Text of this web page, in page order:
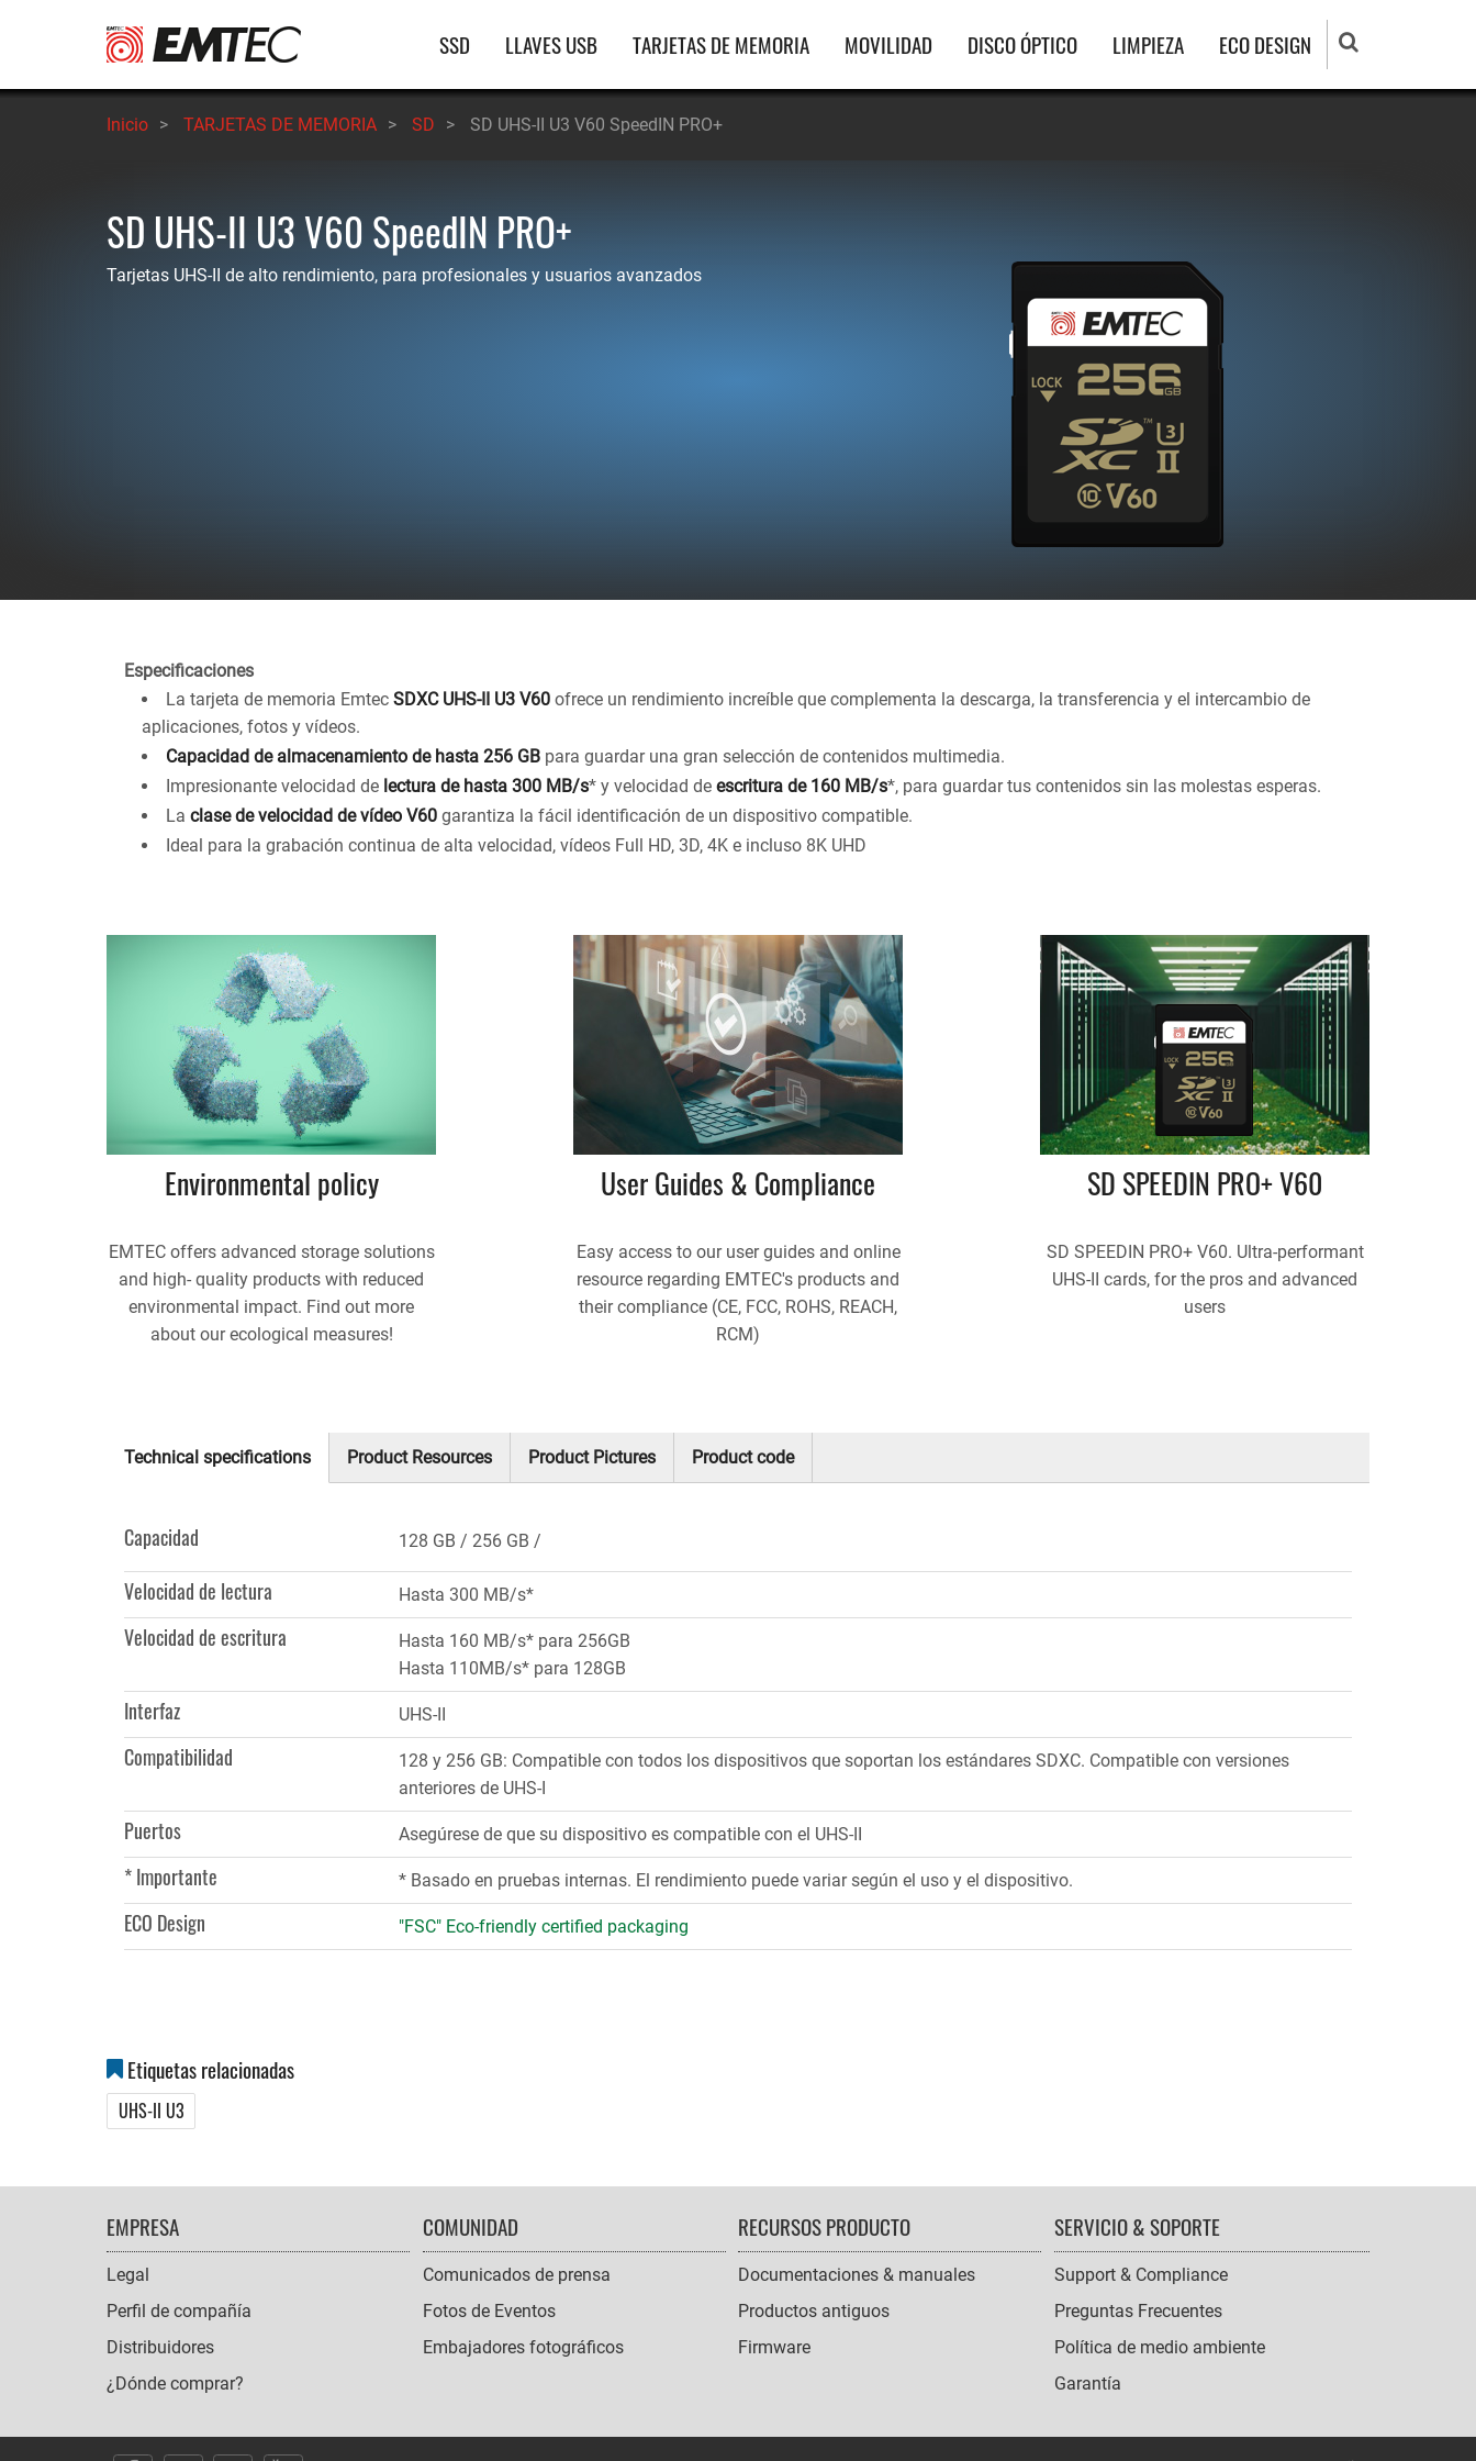
principal
Navegación
principal
SSD LLAVES USB TARJETAS DE MEMORIA MOVILIDAD DISCO ÓPTICO LIMPIEZA ECO DESIGN
Inicio > TARJETAS DE MEMORIA > SD > SD UHS-II U3 V60 SpeedIN PRO+
SD UHS-II U3 V60 SpeedIN PRO+
Tarjetas UHS-II de alto rendimiento, para profesionales y usuarios avanzados
Especificaciones
La tarjeta de memoria Emtec SDXC UHS-II U3 V60 ofrece un rendimiento increíble que complementa la descarga, la transferencia y el intercambio de
aplicaciones, fotos y vídeos.
Capacidad de almacenamiento de hasta 256 GB para guardar una gran selección de contenidos multimedia.
Impresionante velocidad de lectura de hasta 300 MB/s* y velocidad de escritura de 160 MB/s*, para guardar tus contenidos sin las molestas esperas.
La clase de velocidad de vídeo V60 garantiza la fácil identificación de un dispositivo compatible.
Ideal para la grabación continua de alta velocidad, vídeos Full HD, 3D, 4K e incluso 8K UHD
Environmental policy
EMTEC offers advanced storage solutions
and high- quality products with reduced
environmental impact. Find out more
about our ecological measures!
User Guides & Compliance
Easy access to our user guides and online
resource regarding EMTEC's products and
their compliance (CE, FCC, ROHS, REACH,
RCM)
SD SPEEDIN PRO+ V60
SD SPEEDIN PRO+ V60. Ultra-performant
UHS-II cards, for the pros and advanced
users
Technical specifications
Product Resources Product Pictures Product code
Capacidad 128 GB 256 GB
Velocidad de lectura Hasta 300 MB/s*
Velocidad de escritura
Hasta 160 MB/s* para 256GB
Hasta 110MB/s* para 128GB
Interfaz UHS-II
Compatibilidad
128 y 256 GB: Compatible con todos los dispositivos que soportan los estándares SDXC. Compatible con versiones
anteriores de UHS-I
Puertos Asegúrese de que su dispositivo es compatible con el UHS-II
* Importante * Basado en pruebas internas. El rendimiento puede variar según el uso y el dispositivo.
ECO Design "FSC" Eco-friendly certified packaging
Etiquetas relacionadas
UHS-II U3
FOOTER
NAVIGATION
EMPRESA
Legal
Perfil de compañía
Distribuidores
¿Dónde comprar?
COMUNIDAD
Comunicados de prensa
Fotos de Eventos
Embajadores fotográficos
RECURSOS PRODUCTO
Documentaciones & manuales
Productos antiguos
Firmware
SERVICIO & SOPORTE
Support & Compliance
Preguntas Frecuentes
Política de medio ambiente
Garantía